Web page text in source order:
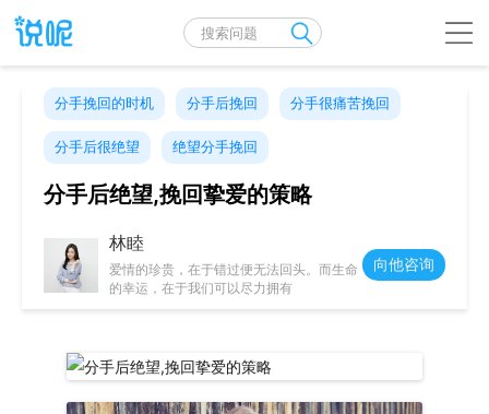
分手挽回的时机 分手后挽回 分手很痛苦挽回
分手后很绝望 绝望分手挽回
分手后绝望,挽回挚爱的策略
林睦
爱情的珍贵，在于错过便无法回头。而生命
的幸运，在于我们可以尽力拥有
向他咨询